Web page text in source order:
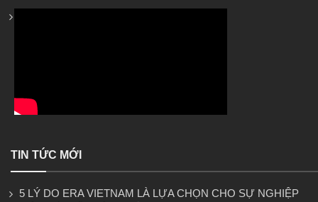
TIN TỨC MỚI
5 LÝ DO ERA VIETNAM LÀ LỰA CHỌN CHO SỰ NGHIỆP